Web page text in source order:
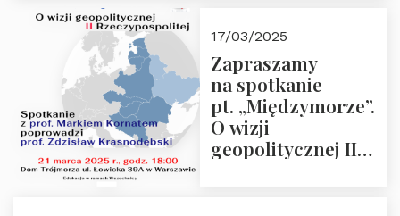
“Rosja-Niemcy…”
17/03/2025
Zapraszamy
na spotkanie
pt. „Międzymorze”.
O wizji
geopolitycznej II